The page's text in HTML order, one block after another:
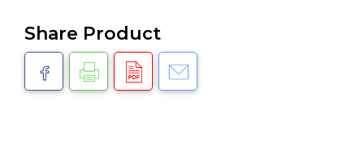
Share Product